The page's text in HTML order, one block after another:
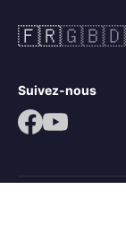
🇫🇷🇬🇧
Suivez-nous